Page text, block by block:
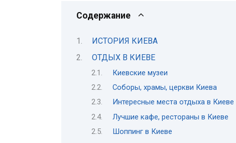
Содержание
ИСТОРИЯ КИЕВА
ОТДЫХ В КИЕВЕ
Киевские музеи
Соборы, храмы, церкви Киева
Интересные места отдыха в Киеве
Лучшие кафе, рестораны в Киеве
Шоппинг в Киеве